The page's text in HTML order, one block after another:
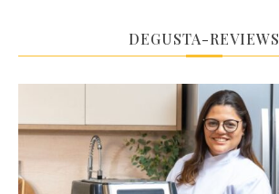
DEGUSTA-REVIEWS